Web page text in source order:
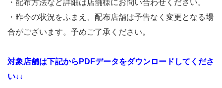
・配布方法など詳細は店舗様にお問い合わせください。
・昨今の状況をふまえ、配布店舗は予告なく変更となる場
合がございます。予めご了承ください。
対象店舗は下記からPDFデータをダウンロードしてくださ
い↓↓